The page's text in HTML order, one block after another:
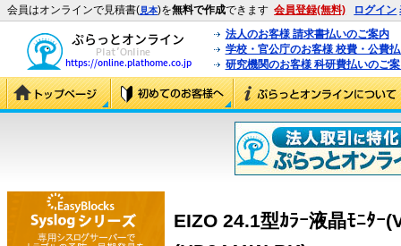
会員はオンラインで見積書(見本)を無料で作成できます 会員登録(無料) ログイン
法人のお客様 請求書払いのご案内
学校・官公庁のお客様 校費・公費
研究機関のお客様 科研費払いのご
EIZO 24.1型ｶﾗｰ液晶ﾓﾆﾀｰ